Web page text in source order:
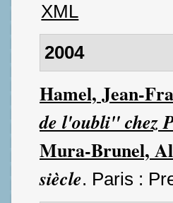
XML
2004
Hamel, Jean-
de l'oubli" chez
Mura-Brunel,
siècle. Paris :